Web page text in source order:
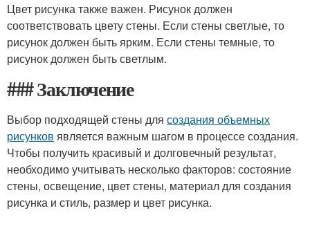
Цвет рисунка также важен. Рисунок должен
соответствовать цвету стены. Если стены светлые, то
рисунок должен быть ярким. Если стены темные, то
рисунок должен быть светлым.
### Заключение
Выбор подходящей стены для создания объемных
рисунков является важным шагом в процессе создания.
Чтобы получить красивый и долговечный результат,
необходимо учитывать несколько факторов: состояние
стены, освещение, цвет стены, материал для создания
рисунка и стиль, размер и цвет рисунка.